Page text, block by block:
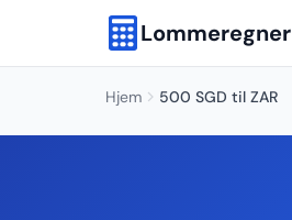
Lommeregner
Hjem 500 SGD til ZAR